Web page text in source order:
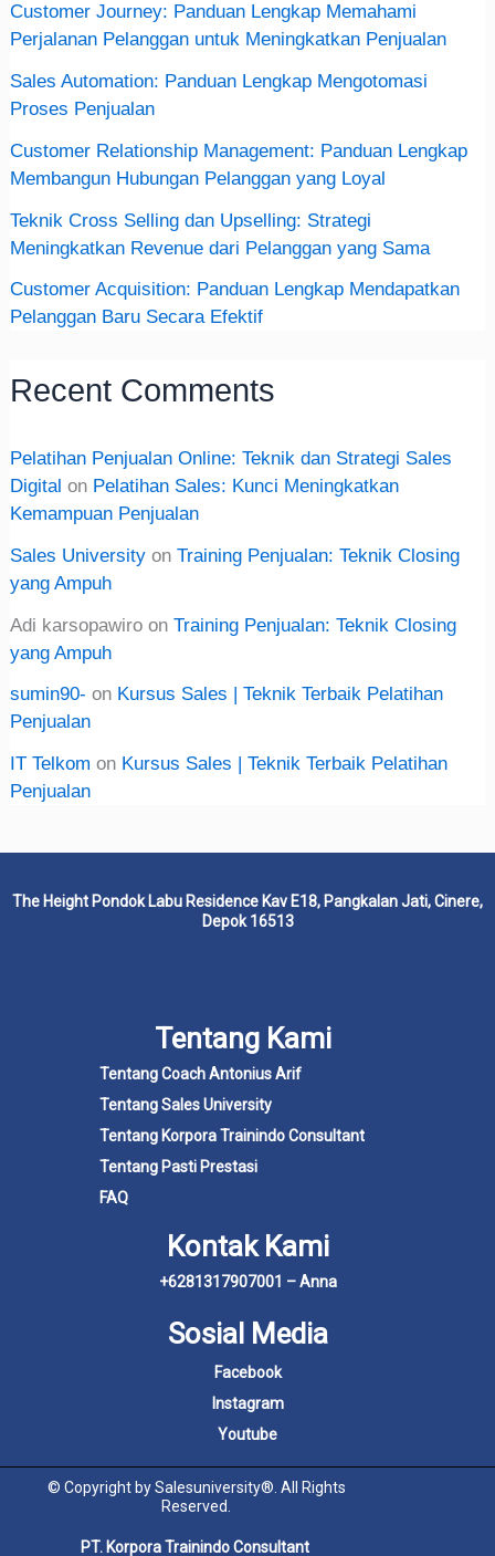
Customer Journey: Panduan Lengkap Memahami
Perjalanan Pelanggan untuk Meningkatkan Penjualan
Sales Automation: Panduan Lengkap Mengotomasi
Proses Penjualan
Customer Relationship Management: Panduan Lengkap
Membangun Hubungan Pelanggan yang Loyal
Teknik Cross Selling dan Upselling: Strategi
Meningkatkan Revenue dari Pelanggan yang Sama
Customer Acquisition: Panduan Lengkap Mendapatkan
Pelanggan Baru Secara Efektif
Recent Comments
Pelatihan Penjualan Online: Teknik dan Strategi Sales
Digital on Pelatihan Sales: Kunci Meningkatkan
Kemampuan Penjualan
Sales University onTraining Penjualan: Teknik Closing
yang Ampuh
Adi karsopawiro onTraining Penjualan: Teknik Closing
yang Ampuh
sumin90- on Kursus Sales | Teknik Terbaik Pelatihan
Penjualan
IT Telkom on Kursus Sales | Teknik Terbaik Pelatihan
Penjualan
The Height Pondok Labu Residence Kav E18, Pangkalan Jati, Cinere,
Depok 16513
Tentang Kami
Tentang Coach Antonius Arif
Tentang Sales University
Tentang Korpora Trainindo Consultant
Tentang Pasti Prestasi
FAQ
Kontak Kami
+6281317907001 – Anna
Sosial Media
Facebook
Instagram
Youtube
© Copyright by Salesuniversity®. All Rights
Reserved.
PT. Korpora Trainindo Consultant